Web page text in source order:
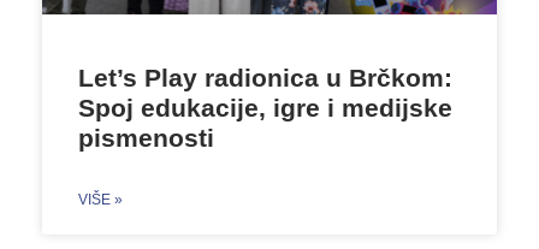
Let’s Play radionica u Brčkom:
Spoj edukacije, igre i medijske
pismenosti
VIŠE »